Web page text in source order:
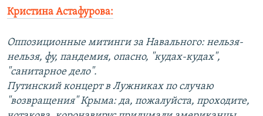
Кристина Астафурова:
Оппозиционные митинги за Навального: нельзя-
нельзя, фу, пандемия, опасно, "кудах-кудах",
"санитарное дело".
Путинский концерт в Лужниках по случаю
"возвращения" Крыма: да, пожалуйста, проходите,